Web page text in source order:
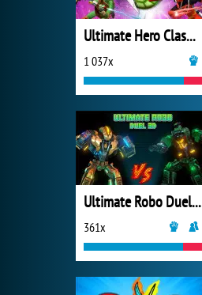
Ultimate Hero Clash 2
1 037x
Ultimate Robo Duel 3D
361x